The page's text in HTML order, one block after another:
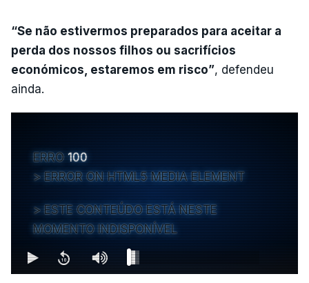
“Se não estivermos preparados para aceitar a
perda dos nossos filhos ou sacrifícios
económicos, estaremos em risco”, defendeu
ainda.
ERRO 100
ERROR ON HTML5 MEDIA ELEMENT
ESTE CONTEÚDO ESTÁ NESTE
MOMENTO INDISPONÍVEL